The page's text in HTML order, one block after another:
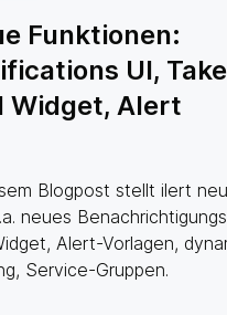
Funktionen:
UI,
Widget, Alert
Groups.
Blogpost stellt ilert
neues
Alert-Vorlagen,
Service-Gruppen.